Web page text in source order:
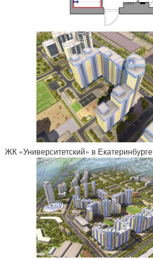
ЖК «Университетский» в Екатеринбурге